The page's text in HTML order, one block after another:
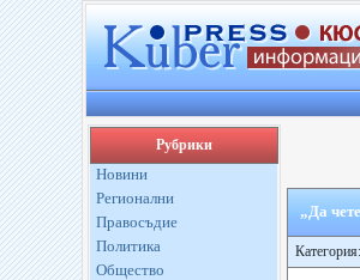
Рубрики
Новини
Регионални
Правосъдие
Политика
Общество
„Да
Категория: